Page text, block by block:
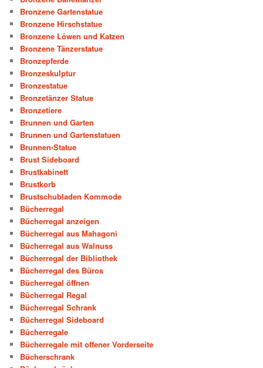
Bronzene Gartenstatue
Bronzene Hirschstatue
Bronzene Löwen und Katzen
Bronzene Tänzerstatue
Bronzepferde
Bronzeskulptur
Bronzestatue
Bronzetänzer Statue
Bronzetiere
Brunnen und Garten
Brunnen und Gartenstatuen
Brunnen-Statue
Brust Sideboard
Brustkabinett
Brustkorb
Brustschubladen Kommode
Bücherregal
Bücherregal anzeigen
Bücherregal aus Mahagoni
Bücherregal aus Walnuss
Bücherregal der Bibliothek
Bücherregal des Büros
Bücherregal öffnen
Bücherregal Regal
Bücherregal Schrank
Bücherregal Sideboard
Bücherregale
Bücherregale mit offener Vorderseite
Bücherschrank